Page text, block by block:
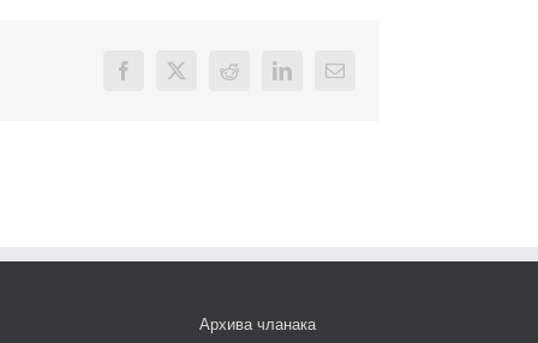
Facebook
X Reddit LinkedInEmail
Архива чланака